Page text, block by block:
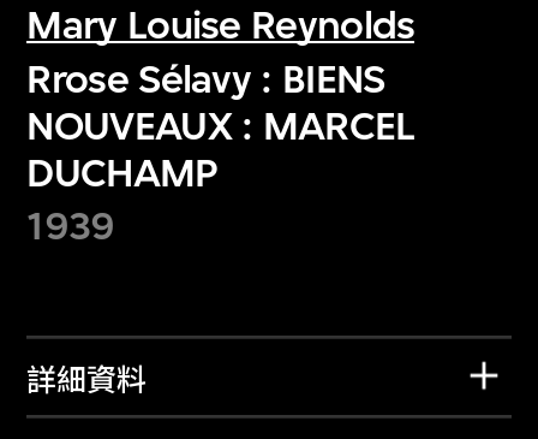
Mary Louise Reynolds
Rrose Sélavy : BIENS
NOUVEAUX : MARCEL
DUCHAMP
1939
詳細資料